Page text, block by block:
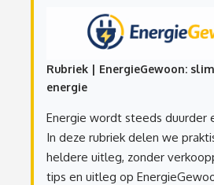
Rubriek | EnergieGewoon:
energie
Energie wordt steeds duurder
In deze rubriek delen we
heldere uitleg, zonder
tips en uitleg op